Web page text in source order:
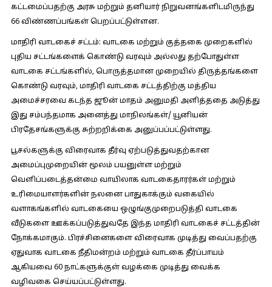
கட்டமைப்பதற்கு அரசு மற்றும் தனியார் நிறுவனங்களிடமிருந்து
66 விண்ணப்பங்கள் பெறப்பட்டுள்ளன.
மாதிரி வாடகைச் சட்டம்: வாடகை மற்றும் குத்தகை முறைகளில்
புதிய சட்டங்களைக் கொண்டு வரவும் அல்லது தற்போதுள்ள
வாடகை சட்டங்களில், பொருத்தமான முறையில் திருத்தங்களை
கொண்டு வரவும், மாதிரி வாடகை சட்டத்திற்கு மத்திய
அமைச்சரவை கடந்த ஜூன் மாதம் அனுமதி அளித்ததை அடுத்து
இது சம்பந்தமாக அனைத்து மாநிலங்கள்/ யூனியன்
பிரதேசங்களுக்கு சுற்றறிக்கை அனுப்பப்பட்டுள்ளது.
பூசல்களுக்கு விரைவாக தீர்வு ஏற்படுத்துவதற்கான
அமைப்புமுறையின் மூலம் பயனுள்ள மற்றும்
வெளிப்படைத்தன்மை வாயிலாக வாடகைதாரர்கள் மற்றும்
உரிமையாளர்களின் நலனை பாதுகாக்கும் வகையில்
வளாகங்களில் வாடகையை ஒழுங்குமுறைபடுத்தி வாடகை
வீடுகளை ஊக்கப்படுத்துவதே இந்த மாதிரி வாடகைச் சட்டத்தின்
நோக்கமாகும். பிரச்சினைகளை விரைவாக முடித்து வைப்பதற்கு
ஏதுவாக வாடகை நீதிமன்றம் மற்றும் வாடகை தீர்ப்பாயம்
ஆகியவை 60 நாட்களுக்குள் வழக்கை முடித்து வைக்க
வழிவகை செய்யப்பட்டுள்ளது.